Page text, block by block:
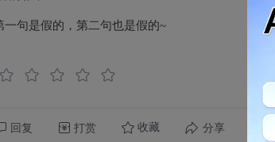
一句是假的，第二句也是假的~
回复 打赏 收藏 分享